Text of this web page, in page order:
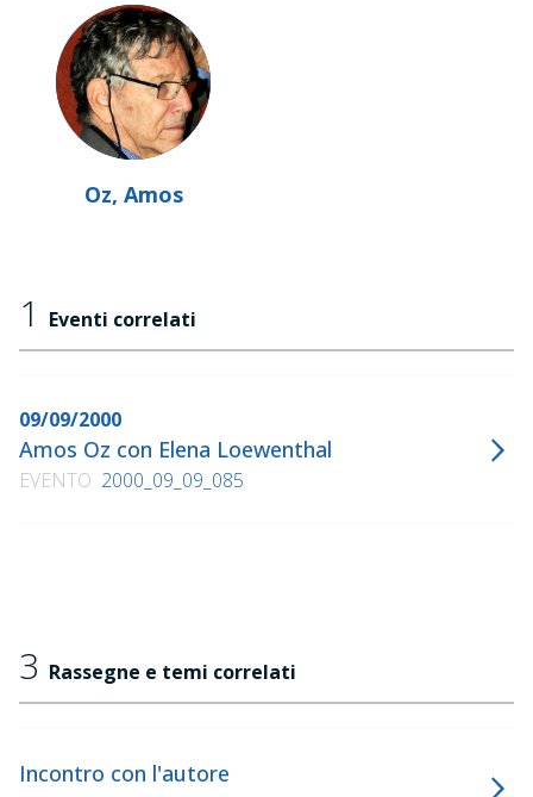
Oz, Amos
1 Eventi correlati
09/09/2000
Amos Oz con Elena Loewenthal
EVENTO 2000_09_09_085
3 Rassegne e temi correlati
Incontro con l'autore